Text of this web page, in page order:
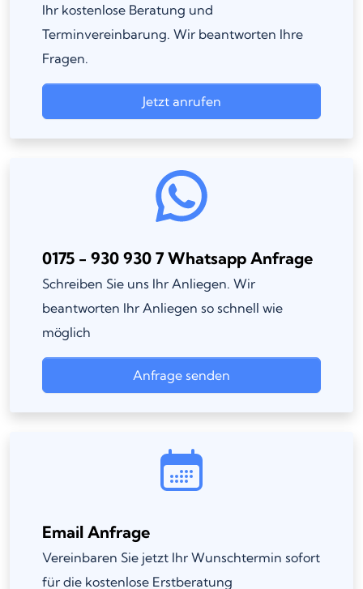
Ihr kostenlose Beratung und
Terminvereinbarung. Wir beantworten Ihre
Fragen.
Jetzt anrufen
0175 - 930 930 7 Whatsapp Anfrage
Schreiben Sie uns Ihr Anliegen. Wir
beantworten Ihr Anliegen so schnell wie
möglich
Anfrage senden
Email Anfrage
Vereinbaren Sie jetzt Ihr Wunschtermin sofort
für die kostenlose Erstberatung